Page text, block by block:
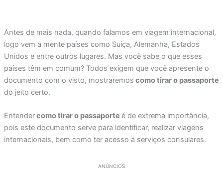
Antes de mais nada, quando falamos em viagem internacional,
logo vem a mente países como Suíça, Alemanha, Estados
Unidos e entre outros lugares. Mas você sabe o que esses
países têm em comum? Todos exigem que você apresente o
documento com o visto, mostraremos como tirar o passaporte
do jeito certo.
Entendercomo tirar o passaporte é de extrema importância,
pois este documento serve para identificar, realizar viagens
internacionais, bem como ter acesso a serviços consulares.
ANÚNCIOS